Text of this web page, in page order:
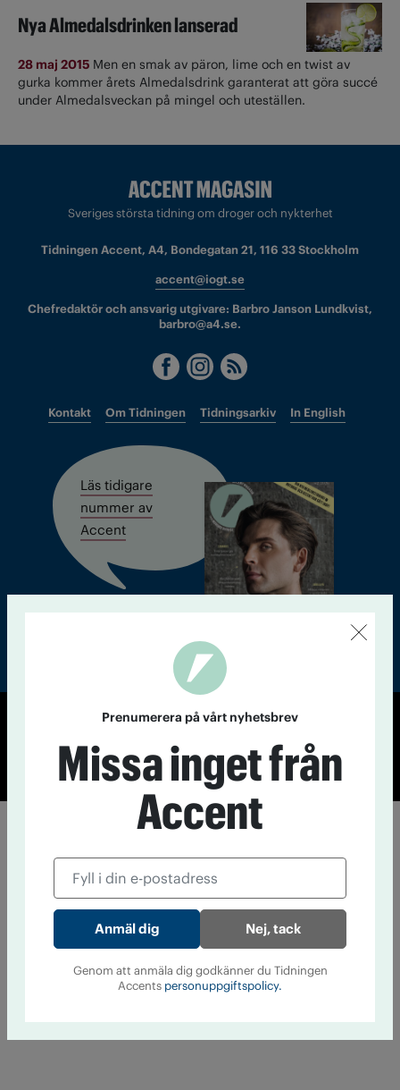
Nya Almedalsdrinken lanserad
28 maj 2015 Men en smak av päron, lime och en twist av
gurka kommer årets Almedalsdrink garanterat att göra succé
under Almedalsveckan på mingel och uteställen.
Sveriges största tidning om droger och nykterhet
Tidningen Accent, A4, Bondegatan 21, 116 33 Stockholm
accent@iogt.se
Chefredaktör och ansvarig utgivare: Barbro Janson Lundkvist,
barbro@a4.se.
Kontakt Om Tidningen Tidningsarkiv In English
Läs tidigare
nummer av
Accent
Cookiepolicy
Personuppgiftspolicy
Prenumerera på vårt nyhetsbrev
Missa inget från
Accent
Nej, tack
Genom att anmäla dig godkänner du Tidningen
Accents personuppgiftspolicy.